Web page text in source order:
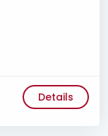
Details